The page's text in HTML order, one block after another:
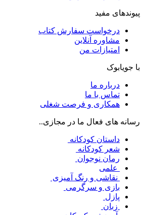
پیوندهای مفید
درخواست سفارش کتاب
مشاوره آنلاین
امتیازات من
با جویابوک
درباره ما
تماس با ما
همکاری و فرصت شغلی
رسانه های فعال ما در مجازی..
داستان کودکانه
شعر کودکانه
رمان نوجوان
علمی
نقاشی و رنگ آمیزی
بازی و سرگرمی
پازل
زبان